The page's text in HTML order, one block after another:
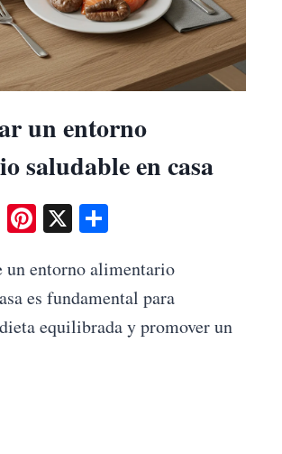
un entorno
saludable en casa
Telegram
Pinterest
X
un entorno alimentario
es fundamental para
equilibrada y promover un